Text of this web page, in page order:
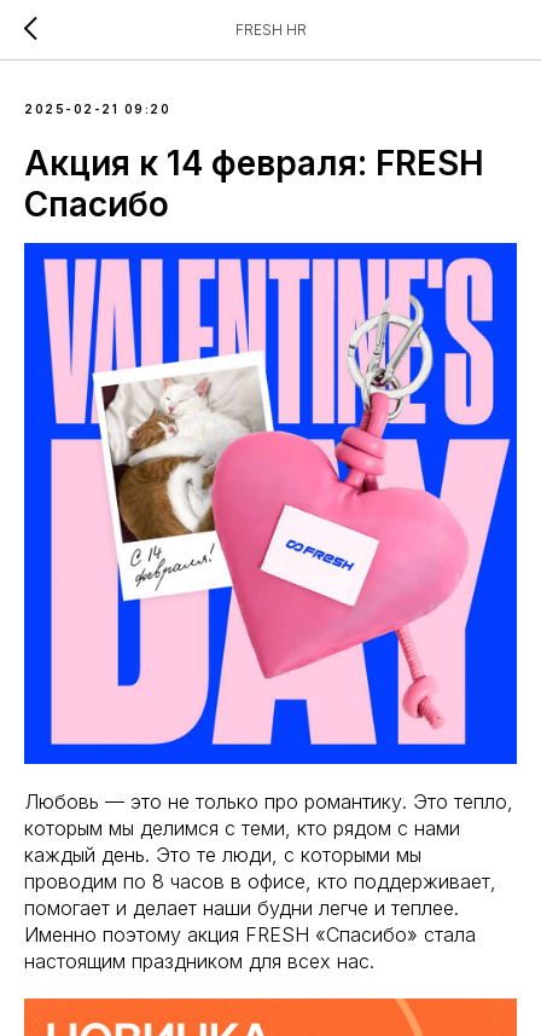
FRESH HR
2025-02-21 09:20
Акция к 14 февраля: FRESH
Спасибо
Любовь — это не только про романтику. Это тепло,
которым мы делимся с теми, кто рядом с нами
каждый день. Это те люди, с которыми мы
проводим по 8 часов в офисе, кто поддерживает,
помогает и делает наши будни легче и теплее.
Именно поэтому акция FRESH «Спасибо» стала
настоящим праздником для всех нас.